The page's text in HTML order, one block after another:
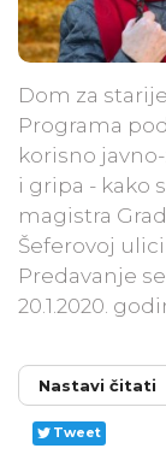
Dom za
Programa
korisno
i gripa - kako
magistra
Šeferovoj
Predavanje
20.1.2020.
Nastavi čitati
Tweet